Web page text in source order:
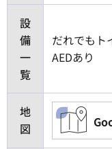
設
備
一
覧
だれでもト
AEDあり
地
図